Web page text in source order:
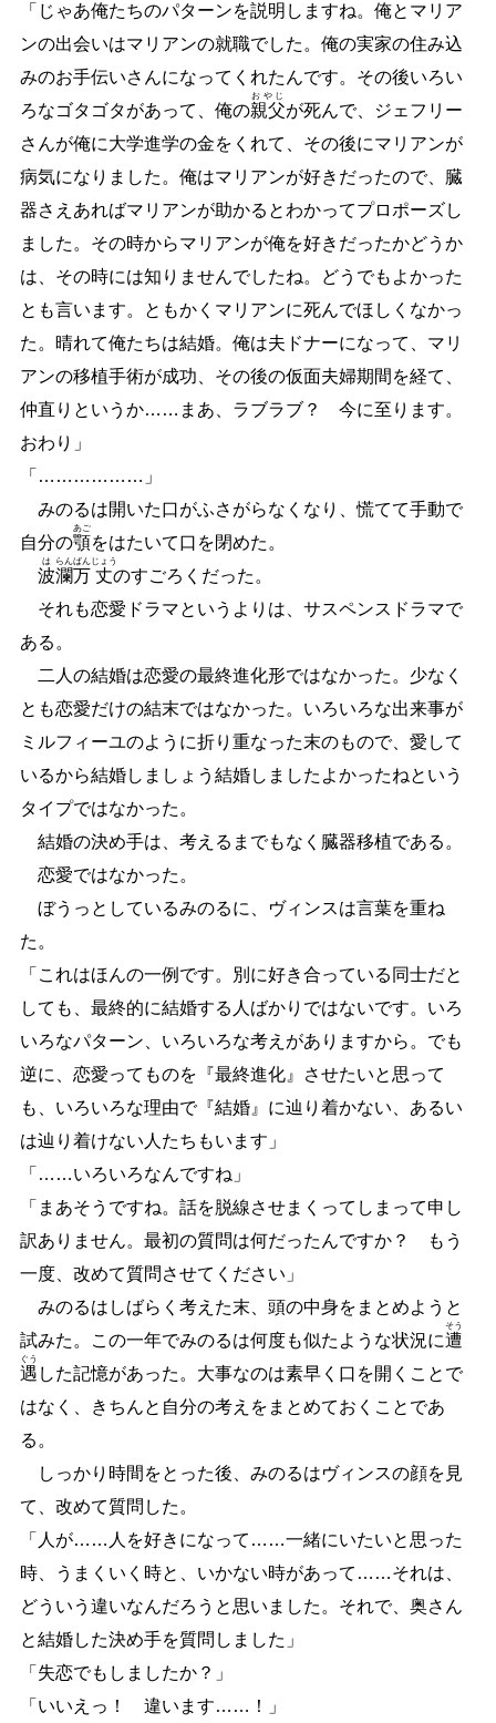
「じゃあ俺たちのパターンを説明しますね。俺とマリア
ンの出会いはマリアンの就職でした。俺の実家の住み込
みのお手伝いさんになってくれたんです。その後いろい
ろなゴタゴタがあって、俺の親父
おやじ
が死んで、ジェフリー
さんが俺に大学進学の金をくれて、その後にマリアンが
病気になりました。俺はマリアンが好きだったので、臓
器さえあればマリアンが助かるとわかってプロポーズし
ました。その時からマリアンが俺を好きだったかどうか
は、その時には知りませんでしたね。どうでもよかった
とも言います。ともかくマリアンに死んでほしくなかっ
た。晴れて俺たちは結婚。俺は夫ドナーになって、マリ
アンの移植手術が成功、その後の仮面夫婦期間を経て、
仲直りというか… … まあ、ラブラブ？ 今に至ります。
おわり」
「 … … … … … … 」
みのるは開いた口がふさがらなくなり、慌てて手動で
自分の顎
あご
をはたいて口を閉めた。
波
は
瀾
らん
万
ばん
丈
じょう
のすごろくだった。
それも恋愛ドラマというよりは、サスペンスドラマで
ある。
二人の結婚は恋愛の最終進化形ではなかった。少なく
とも恋愛だけの結末ではなかった。いろいろな出来事が
ミルフィーユのように折り重なった末のもので、愛して
いるから結婚しましょう結婚しましたよかったねという
タイプではなかった。
結婚の決め手は、考えるまでもなく臓器移植である。
恋愛ではなかった。
ぼうっとしているみのるに、ヴィンスは言葉を重ね
た。
「これはほんの一例です。別に好き合っている同士だと
しても、最終的に結婚する人ばかりではないです。いろ
いろなパターン、いろいろな考えがありますから。でも
逆に、恋愛ってものを『最終進化』させたいと思って
も、いろいろな理由で『結婚』に辿り着かない、あるい
は辿り着けない人たちもいます」
「 … …いろいろなんですね」
「まあそうですね。話を脱線させまくってしまって申し
訳ありません。最初の質問は何だったんですか？ もう
一度、改めて質問させてください」
みのるはしばらく考えた末、頭の中身をまとめようと
試みた。この一年でみのるは何度も似たような状況に遭
そう
遇
ぐう
した記憶があった。大事なのは素早く口を開くことで
はなく、きちんと自分の考えをまとめておくことであ
る。
しっかり時間をとった後、みのるはヴィンスの顔を見
て、改めて質問した。
「人が… … 人を好きになって … …一緒にいたいと思った
時、うまくいく時と、いかない時があって … …それは、
どういう違いなんだろうと思いました。それで、奥さん
と結婚した決め手を質問しました」
「失恋でもしましたか？」
「いいえっ！ 違います… … ！」